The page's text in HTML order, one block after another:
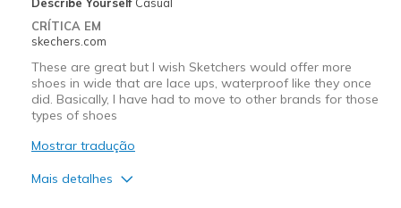
CRÍTICA EM
skechers.com
These are great but I wish Sketchers would offer more
shoes in wide that are lace ups, waterproof like they once
did. Basically, I have had to move to other brands for those
types of shoes
Mostrar tradução
Mais detalhes